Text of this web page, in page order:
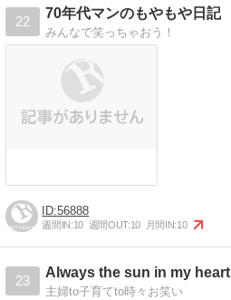
22
70年代マンのもやもや日記
みんなで笑っちゃおう！
56888
週間IN:10 週間OUT:10 月間IN:10
23
Always the sun in my heart
主婦to子育てto時々お笑い